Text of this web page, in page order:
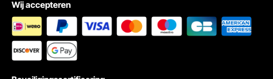
Wij accepteren